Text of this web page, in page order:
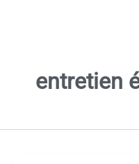
entretien